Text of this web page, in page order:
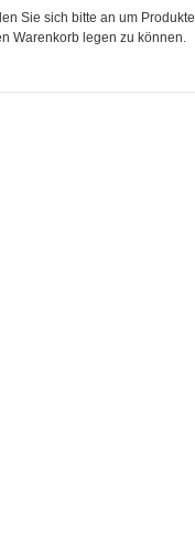
Sie sich bitte an um Produkte
Warenkorb legen zu können.